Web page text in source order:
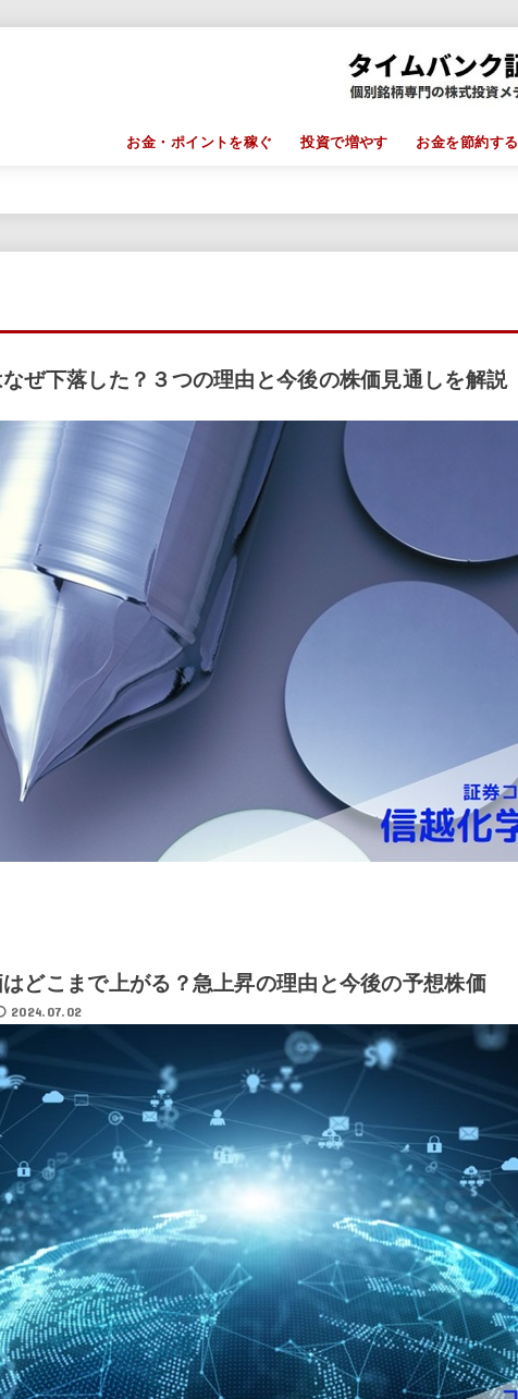
お金・ポイントを稼ぐ 投資で増やす お金を節約する
ぜ下落した？３つの理由と今後の株価見通しを解説
どこまで上がる？急上昇の理由と今後の予想株価
2024.07.02